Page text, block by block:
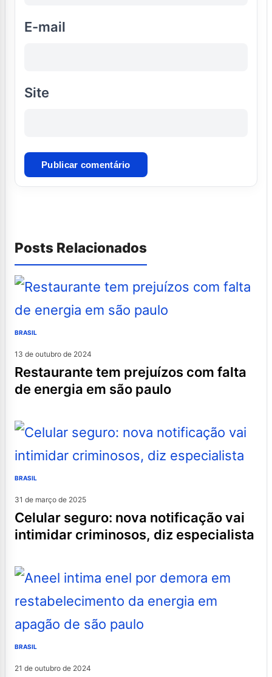
E-mail
Site
Posts Relacionados
BRASIL
13 de outubro de 2024
restaurante tem prejuízos com falta
de energia em são paulo
BRASIL
31 de março de 2025
celular seguro: nova notificação vai
intimidar criminosos, diz especialista
BRASIL
21 de outubro de 2024